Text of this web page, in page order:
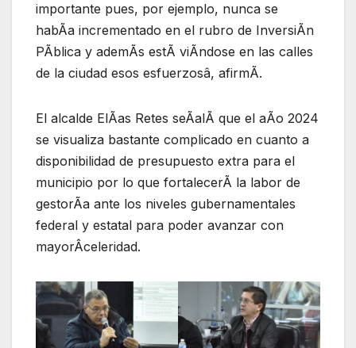
importante pues, por ejemplo, nunca se
habÃa incrementado en el rubro de InversiÃn
PÃblica y ademÃs estÃ viÃndose en las calles
de la ciudad esos esfuerzosâ, afirmÃ.
El alcalde ElÃas Retes seÃalÃ que el aÃo 2024
se visualiza bastante complicado en cuanto a
disponibilidad de presupuesto extra para el
municipio por lo que fortalecerÃ la labor de
gestorÃa ante los niveles gubernamentales
federal y estatal para poder avanzar con
mayorÂceleridad.